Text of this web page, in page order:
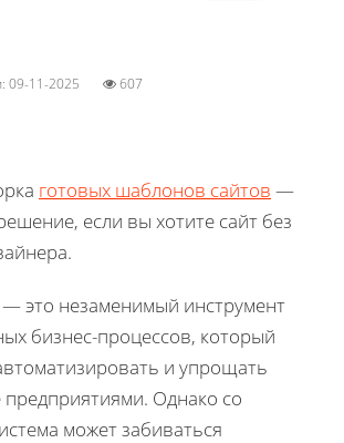
09-11-2025 607
готовых шаблонов сайтов —
если вы хотите сайт без
это незаменимый инструмент
бизнес-процессов, который
и упрощать
Однако со
может забиваться